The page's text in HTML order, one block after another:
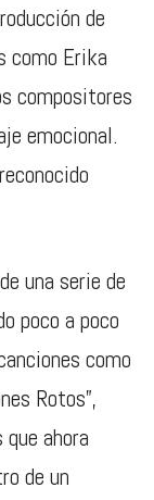
de
como Erika
compositores
emocional.
una serie de
poco a poco
como
Rotos”,
que ahora
de un